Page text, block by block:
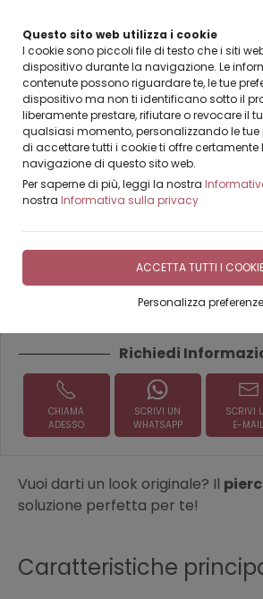
Questo sito web utilizza i cookie
I cookie sono piccoli file di testo che i siti
dispositivo durante la navigazione. Le
contenute possono riguardare te, le tue
dispositivo ma non ti identificano sotto il
liberamente prestare, rifiutare o revocare il
qualsiasi momento, personalizzando le tue
di accettare tutti i cookie ti offre
navigazione di questo sito web.
Per saperne di più, leggi la nostra
nostra Informativa sulla privacy
ACCETTA TUTTI I
Personalizza preferenze
LEZIONE CON ESPERTA DI MAKE UP - ULTIMI
Home Tatuaggi e Piercing Piercing
NASO
DISPONIBILE
Richiedi
CHIAMA
ADESSO
SCRIVI UN
WHATSAPP
SCRIVI
E-MAIL
Vuoi darti un look originale? Il
soluzione perfetta per te!
Caratteristiche